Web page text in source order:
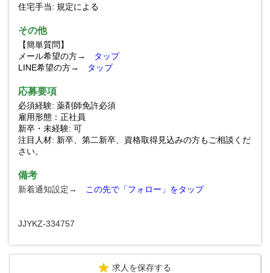
住宅手当: 規定による
その他
【簡単質問】
メール希望の方→
タップ
LINE希望の方→
タップ
応募要項
必須経験: 薬剤師免許必須
雇用形態：正社員
新卒・未経験: 可
注目人材: 新卒、第二新卒、資格取得見込みの方もご相談くだ
さい。
備考
新着通知設定→ この先で「フォロー」をタップ
JJYKZ-334757
求人を保存する